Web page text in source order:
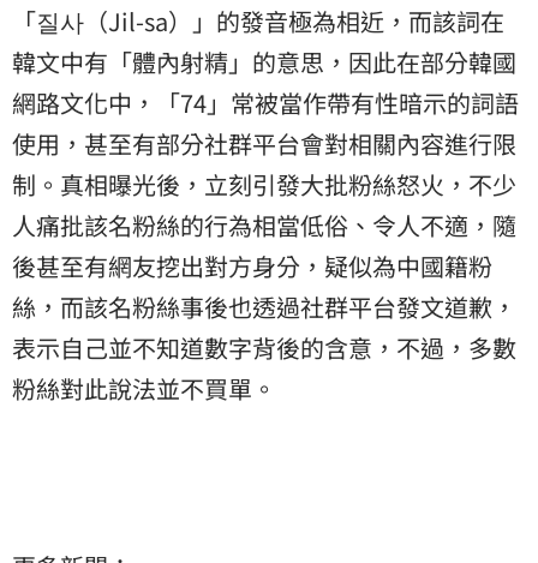
「질사（Jil-sa）」的發音極為相近，而該詞在
韓文中有「體內射精」的意思，因此在部分韓國
網路文化中，「74」常被當作帶有性暗示的詞語
使用，甚至有部分社群平台會對相關內容進行限
制。真相曝光後，立刻引發大批粉絲怒火，不少
人痛批該名粉絲的行為相當低俗、令人不適，隨
後甚至有網友挖出對方身分，疑似為中國籍粉
絲，而該名粉絲事後也透過社群平台發文道歉，
表示自己並不知道數字背後的含意，不過，多數
粉絲對此說法並不買單。